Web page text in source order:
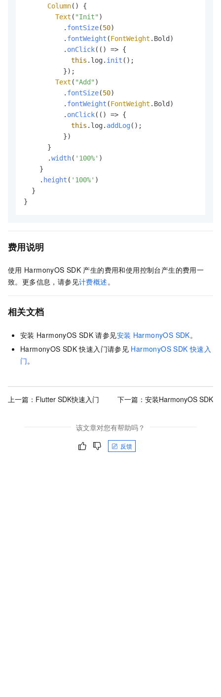
Column() {
Text ( "Init" )
          .
fontSize(50)
          .
fontWeight (FontWeight . Bold )
          .
onClick( () => {
this . log. init ();
          });
Text ( "Add" )
          .
fontSize(50)
          .
fontWeight (FontWeight . Bold )
          .
onClick( () => {
this . log. addLog();
          })
      }
      .
width( '100%' )
    }
    .
height ( '100%' )
  }
}
费用说明
使用 HarmonyOS SDK 产生的费用和使用控制台产生的费用一
致。更多信息，请参见计费概述。
相关文档
安装 HarmonyOS SDK 请参见安装 HarmonyOS SDK。
HarmonyOS SDK 快速入门请参见 HarmonyOS SDK 快速入
门。
上一篇： Flutter SDK快速入门 下一篇： 安装HarmonyOS SDK
该文章对您有帮助吗？
反馈